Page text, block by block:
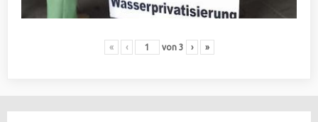
« ‹ von 3 › »